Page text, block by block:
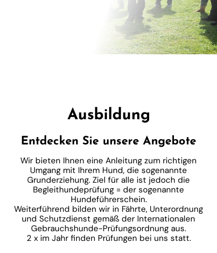
Ausbildung
Entdecken Sie unsere Angebote
Wir bieten Ihnen eine Anleitung zum richtigen
Umgang mit Ihrem Hund, die sogenannte
Grunderziehung. Ziel für alle ist jedoch die
Begleithundeprüfung = der sogenannte
Hundeführerschein.
Weiterführend bilden wir in Fährte, Unterordnung
und Schutzdienst gemäß der Internationalen
Gebrauchshunde-Prüfungsordnung aus.
2 x im Jahr finden Prüfungen bei uns statt.